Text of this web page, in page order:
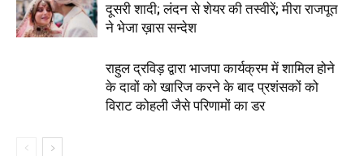
दूसरी शादी; लंदन से शेयर की तस्वीरें; मीरा राजपूत
ने भेजा ख़ास सन्देश
राहुल द्रविड़ द्वारा भाजपा कार्यक्रम में शामिल होने
के दावों को खारिज करने के बाद प्रशंसकों को
विराट कोहली जैसे परिणामों का डर